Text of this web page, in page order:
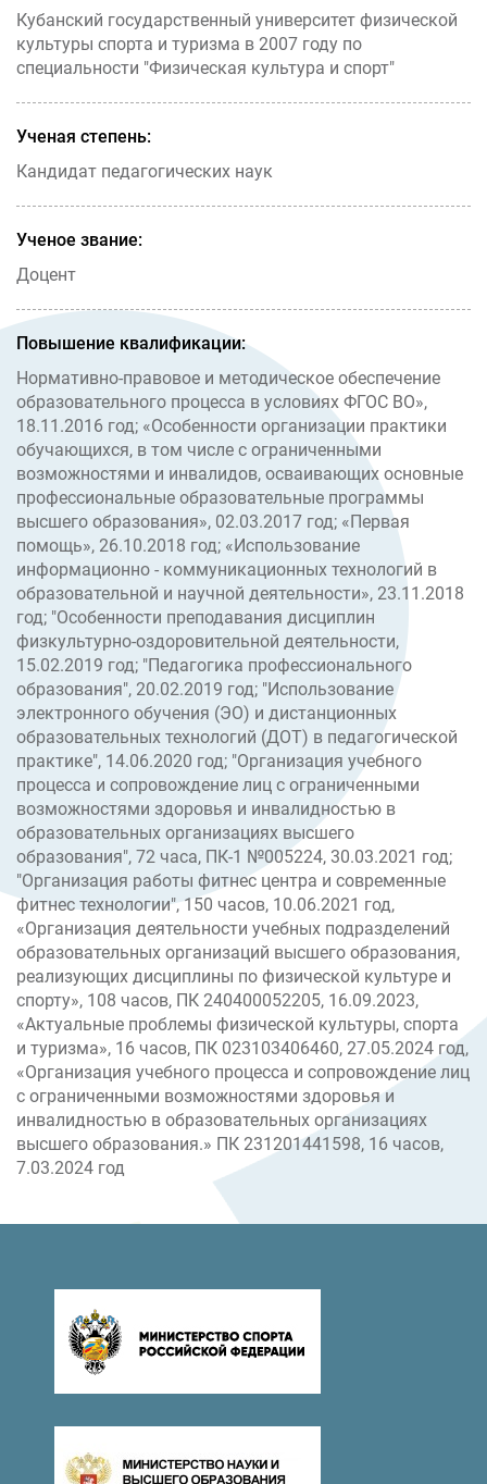
Кубанский государственный университет физической
культуры спорта и туризма в 2007 году по
специальности "Физическая культура и спорт"
Ученая степень:
Кандидат педагогических наук
Ученое звание:
Доцент
Повышение квалификации:
Нормативно-правовое и методическое обеспечение
образовательного процесса в условиях ФГОС ВО»,
18.11.2016 год; «Особенности организации практики
обучающихся, в том числе с ограниченными
возможностями и инвалидов, осваивающих основные
профессиональные образовательные программы
высшего образования», 02.03.2017 год; «Первая
помощь», 26.10.2018 год; «Использование
информационно - коммуникационных технологий в
образовательной и научной деятельности», 23.11.2018
год; "Особенности преподавания дисциплин
физкультурно-оздоровительной деятельности,
15.02.2019 год; "Педагогика профессионального
образования", 20.02.2019 год; "Использование
электронного обучения (ЭО) и дистанционных
образовательных технологий (ДОТ) в педагогической
практике", 14.06.2020 год; "Организация учебного
процесса и сопровождение лиц с ограниченными
возможностями здоровья и инвалидностью в
образовательных организациях высшего
образования", 72 часа, ПК-1 №005224, 30.03.2021 год;
"Организация работы фитнес центра и современные
фитнес технологии", 150 часов, 10.06.2021 год,
«Организация деятельности учебных подразделений
образовательных организаций высшего образования,
реализующих дисциплины по физической культуре и
спорту», 108 часов, ПК 240400052205, 16.09.2023,
«Актуальные проблемы физической культуры, спорта
и туризма», 16 часов, ПК 023103406460, 27.05.2024 год,
«Организация учебного процесса и сопровождение лиц
с ограниченными возможностями здоровья и
инвалидностью в образовательных организациях
высшего образования.» ПК 231201441598, 16 часов,
7.03.2024 год